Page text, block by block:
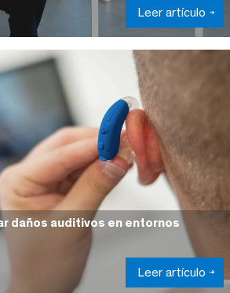
Leer artículo
daños auditivos en entornos
Leer artículo